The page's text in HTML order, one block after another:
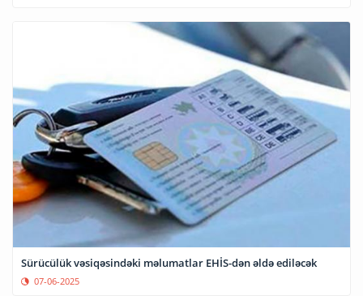
Sürücülük vəsiqəsindəki məlumatlar EHİS-dən əldə ediləcək
07-06-2025